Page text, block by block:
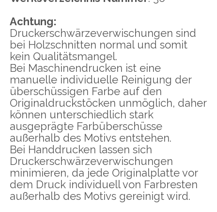
Achtung:
Druckerschwärzeverwischungen sind
bei Holzschnitten normal und somit
kein Qualitätsmangel.
Bei Maschinendrucken ist eine
manuelle individuelle Reinigung der
überschüssigen Farbe auf den
Originaldruckstöcken unmöglich, daher
können unterschiedlich stark
ausgeprägte Farbüberschüsse
außerhalb des Motivs entstehen.
Bei Handdrucken lassen sich
Druckerschwärzeverwischungen
minimieren, da jede Originalplatte vor
dem Druck individuell von Farbresten
außerhalb des Motivs gereinigt wird.